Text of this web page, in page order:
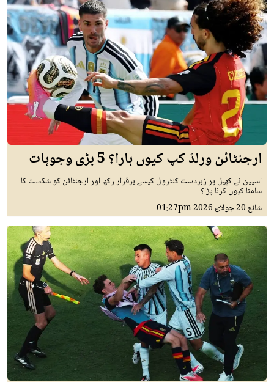
ارجنٹائن ورلڈ کپ کیوں ہارا؟ 5 بڑی وجوہات
اسپین نے کھیل پر زبردست کنٹرول کیسے برقرار رکھا اور ارجنٹائن کو شکست کا
سامنا کیوں کرنا پڑا؟
شائع20 جولائ 2026 01:27pm